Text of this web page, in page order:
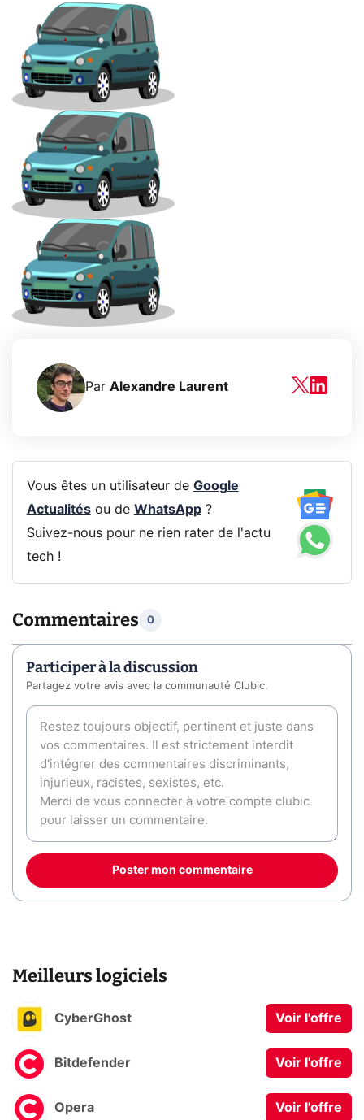
Par Alexandre Laurent
Vous êtes un utilisateur de Google
Actualitésou de WhatsApp?
Suivez-nous pour ne rien rater de l'actu
tech !
Commentaires 0
Participer à la discussion
Partagez votre avis avec la communauté Clubic.
Poster mon commentaire
Meilleurs logiciels
CyberGhost Voir l'offre
Bitdefender Voir l'offre
Opera Voir l'offre